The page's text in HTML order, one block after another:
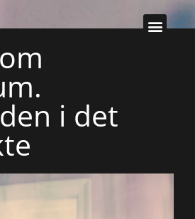
i det